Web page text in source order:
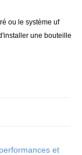
ou le système uf
une bouteille
et